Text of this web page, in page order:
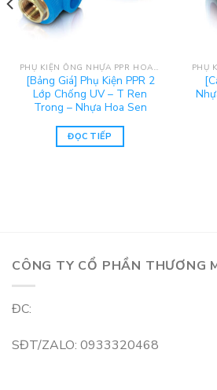
PHỤ KIỆN ỐNG NHỰA PPR HOA SEN
[Bảng Giá] Phụ Kiện PPR 2
Lớp Chống UV – T Ren
Trong – Nhựa Hoa Sen
ĐỌC TIẾP
CÔNG TY CỔ PHẦN THƯƠNG
ĐC:
SĐT/ZALO: 0933320468